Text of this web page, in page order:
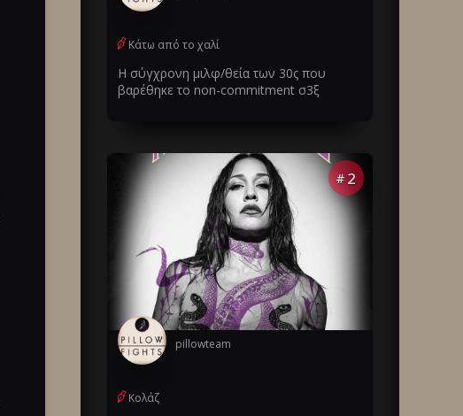
Κάτω από το χαλί
Η σύγχρονη μιλφ/θεία των 30ς που
βαρέθηκε το non-commitment σ3ξ
# 2
pillowteam
Κολάζ